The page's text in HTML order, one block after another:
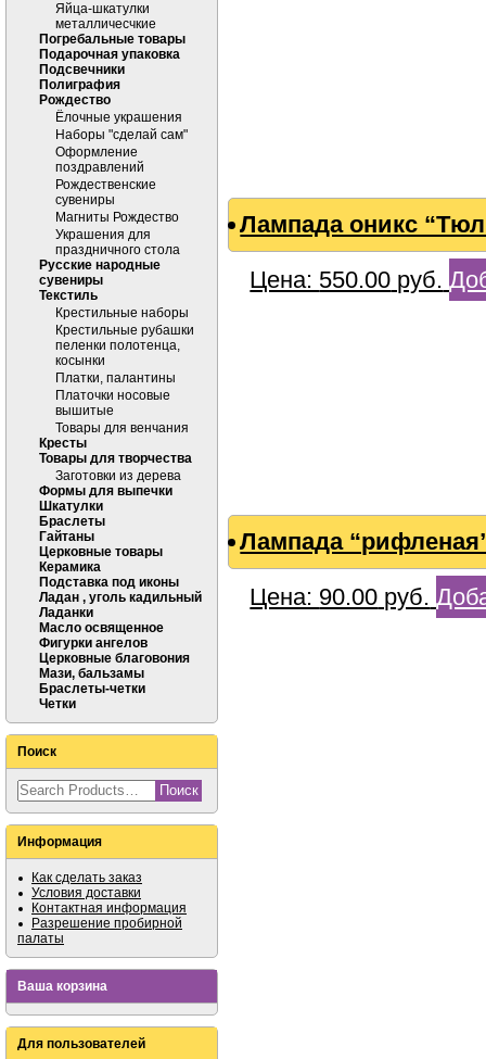
Яйца-шкатулки
металличесчкие
Погребальные товары
Подарочная упаковка
Подсвечники
Полиграфия
Рождество
Ёлочные украшения
Наборы "сделай сам"
Оформление
поздравлений
Рождественские
сувениры
Магниты Рождество
Украшения для
праздничного стола
Русские народные
сувениры
Текстиль
Крестильные наборы
Крестильные рубашки
пеленки полотенца,
косынки
Платки, палантины
Платочки носовые
вышитые
Товары для венчания
Кресты
Товары для творчества
Заготовки из дерева
Формы для выпечки
Шкатулки
Браслеты
Гайтаны
Церковные товары
Керамика
Подставка под иконы
Ладан , уголь кадильный
Ладанки
Масло освященное
Фигурки ангелов
Церковные благовония
Мази, бальзамы
Браслеты-четки
Четки
Поиск
Информация
Как сделать заказ
Условия доставки
Контактная информация
Разрешение пробирной
палаты
Ваша корзина
Для пользователей
Лампада оникс
Цена: 550.00 руб.
Лампада
Цена: 90.00 руб.